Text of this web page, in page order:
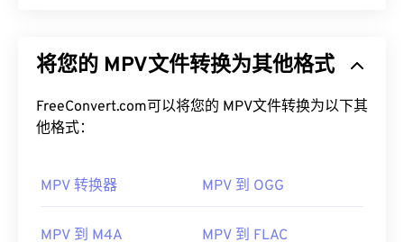
将您的 MPV文件转换为其他格式
FreeConvert.com可以将您的 MPV文件转换为以下其
他格式：
MPV 转换器 MPV 到 OGG
MPV 到 M4A MPV 到 FLAC